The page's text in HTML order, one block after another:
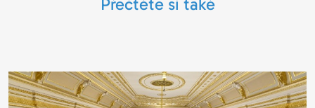
Přečtěte si také